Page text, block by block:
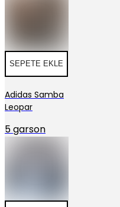
SEPETE EKLE
Adidas Samba
Leopar
5 garson